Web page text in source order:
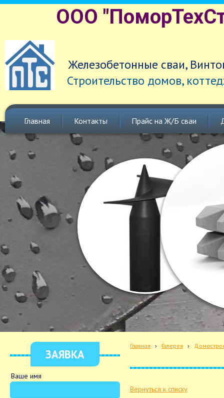
ООО
Железобетонные сваи,
Строительство домов,
Главная Контакты Прайс на Ж/Б сваи
ЗАЯВКА
Ваше имя
Главная › Галерея ›
Вернуться к списку